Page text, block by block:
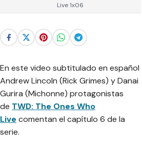
Live 1x06
En este video subtitulado en español
Andrew Lincoln (Rick Grimes) y Danai
Gurira (Michonne) protagonistas
de TWD: The Ones Who
Live comentan el capítulo 6 de la
serie.